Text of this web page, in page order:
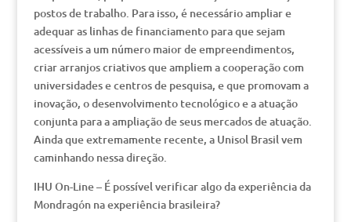
postos de trabalho. Para isso, é necessário ampliar e
adequar as linhas de financiamento para que sejam
acessíveis a um número maior de empreendimentos,
criar arranjos criativos que ampliem a cooperação com
universidades e centros de pesquisa, e que promovam a
inovação, o desenvolvimento tecnológico e a atuação
conjunta para a ampliação de seus mercados de atuação.
Ainda que extremamente recente, a Unisol Brasil vem
caminhando nessa direção.
IHU On-Line – É possível verificar algo da experiência da
Mondragón na experiência brasileira?